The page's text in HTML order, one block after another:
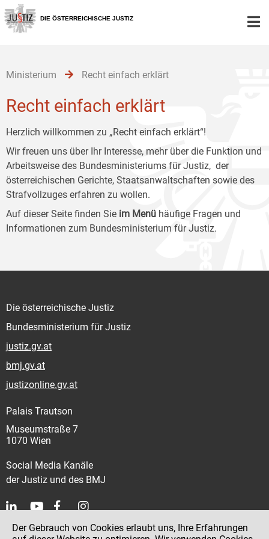
Zur
Hauptnavigation
[1]
Zum
Inhalt
[2]
Zum
Untermenü
[3]
DIE ÖSTERREICHISCHE JUSTIZ
Ministerium Recht einfach erklärt
Recht einfach erklärt
Herzlich willkommen zu „Recht einfach erklärt“!
Wir freuen uns über Ihr Interesse, mehr über die Funktion und
Arbeitsweise des Bundesministeriums für Justiz, der
österreichischen Gerichte, Staatsanwaltschaften sowie des
Strafvollzuges erfahren zu wollen.
Auf dieser Seite finden Sie im Menü häufige Fragen und
Informationen zum Bundesministerium für Justiz.
Die österreichische Justiz
Bundesministerium für Justiz
justiz.gv.at
bmj.gv.at
justizonline.gv.at
Palais Trautson
Museumstraße 7
1070 Wien
Social Media Kanäle
der Justiz und des BMJ
Kontakt
Der Gebrauch von Cookies erlaubt uns, Ihre Erfahrungen